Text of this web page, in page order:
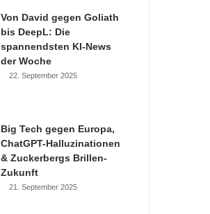
Von David gegen Goliath
bis DeepL: Die
spannendsten KI-News
der Woche
22. September 2025
Big Tech gegen Europa,
ChatGPT-Halluzinationen
& Zuckerbergs Brillen-
Zukunft
21. September 2025